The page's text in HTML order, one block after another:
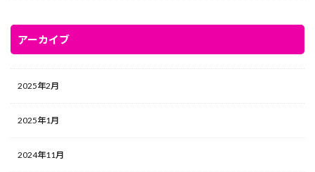
アーカイブ
2025年2月
2025年1月
2024年11月